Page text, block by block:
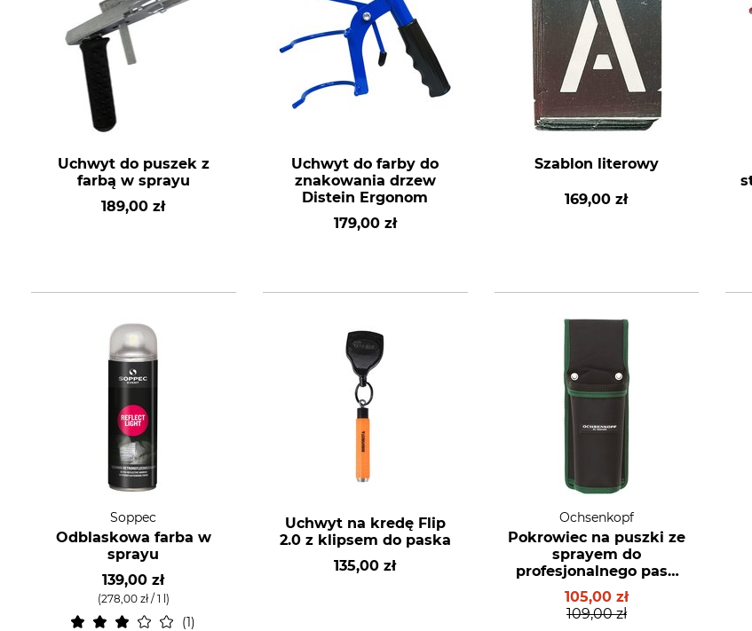
Uchwyt do puszek z
farbą w sprayu
189,00 zł
Uchwyt do farby do
znakowania drzew
Distein Ergonom
179,00 zł
Szablon literowy
169,00 zł
Soppec
Odblaskowa farba w
sprayu
139,00 zł
(278,00 zł / 1 l)
1
Uchwyt na kredę Flip
2.0 z klipsem do paska
135,00 zł
Ochsenkopf
Pokrowiec na puszki ze
sprayem do
profesjonalnego pasa
do prac leśnych
Ochsenkopf
105,00 zł
109,00 zł